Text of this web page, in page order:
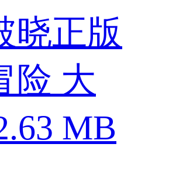
晓正版
险 大
MB